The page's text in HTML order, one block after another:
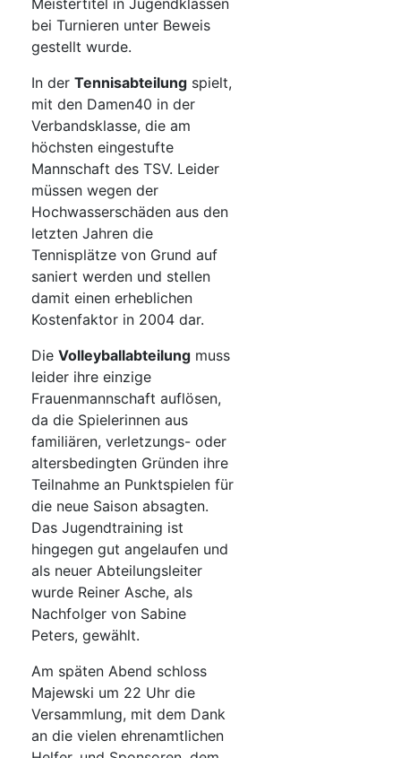
Meistertitel in Jugendklassen
bei Turnieren unter Beweis
gestellt wurde.
In der Tennisabteilung spielt,
mit den Damen40 in der
Verbandsklasse, die am
höchsten eingestufte
Mannschaft des TSV. Leider
müssen wegen der
Hochwasserschäden aus den
letzten Jahren die
Tennisplätze von Grund auf
saniert werden und stellen
damit einen erheblichen
Kostenfaktor in 2004 dar.
Die Volleyballabteilung muss
leider ihre einzige
Frauenmannschaft auflösen,
da die Spielerinnen aus
familiären, verletzungs- oder
altersbedingten Gründen ihre
Teilnahme an Punktspielen für
die neue Saison absagten.
Das Jugendtraining ist
hingegen gut angelaufen und
als neuer Abteilungsleiter
wurde Reiner Asche, als
Nachfolger von Sabine
Peters, gewählt.
Am späten Abend schloss
Majewski um 22 Uhr die
Versammlung, mit dem Dank
an die vielen ehrenamtlichen